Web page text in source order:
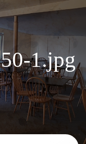
1.jpg